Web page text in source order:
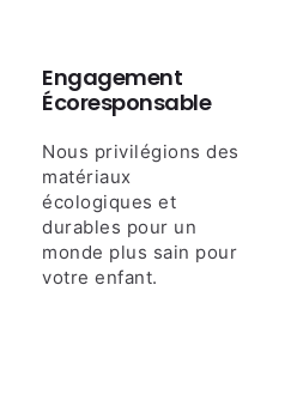
Engagement
Écoresponsable
Nous privilégions des
matériaux
écologiques et
durables pour un
monde plus sain pour
votre enfant.